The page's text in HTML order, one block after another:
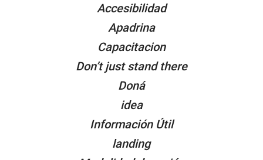
Accesibilidad
Apadrina
Capacitacion
Don’t just stand there
Doná
idea
Información Útil
landing